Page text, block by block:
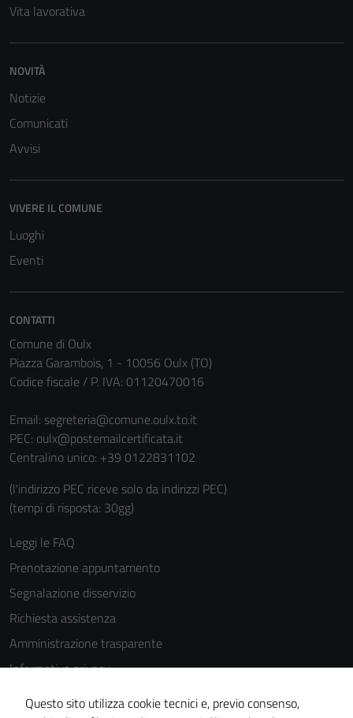
Vita lavorativa
NOVITÀ
Notizie
Comunicati
Avvisi
VIVERE IL COMUNE
Luoghi
Eventi
CONTATTI
Comune di Oulx
Piazza Garambois, 1 - 10056 Oulx (TO)
Codice fiscale / P. IVA: 01120470016
Email: segreteria@comune.oulx.to.it
PEC: oulx@postemailcertificata.it
Centralino unico: +39 0122831102
(l'indirizzo PEC riceve solo da indirizzi PEC)
(tempi di risposta: 30gg)
Leggi le FAQ
Prenotazione appuntamento
Segnalazione disservizio
Richiesta assistenza
Amministrazione trasparente
Informativa privacy
Cookie Policy
Questo sito utilizza cookie tecnici e, previo consenso,
sono necessari
per il
Questi cookie